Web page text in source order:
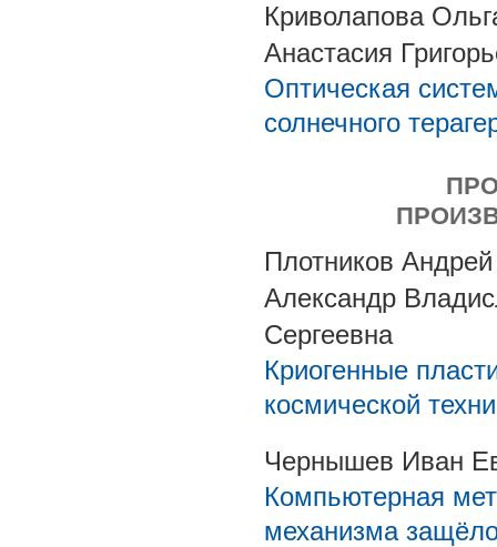
Криволапова
Анастасия
Оптическая
солнечного
Плотников
Александр
Сергеевна
Криогенные
космической
Чернышев Иван
Компьютерная
механизма